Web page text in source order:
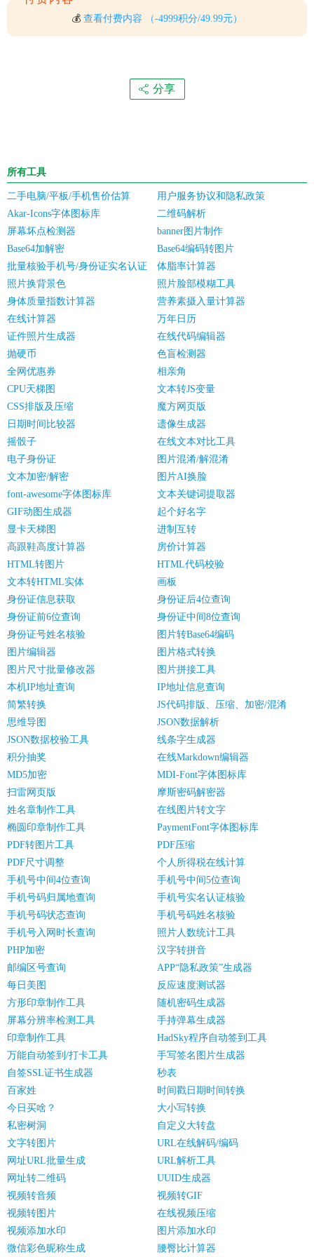
💰 查看付费内容 （-4999积分/49.99元）
分享
所有工具
二手电脑/平板/手机售价估算
用户服务协议和隐私政策
Akar-Icons字体图标库
二维码解析
屏幕坏点检测器
banner图片制作
Base64加解密
Base64编码转图片
批量核验手机号/身份证实名认证
体脂率计算器
照片换背景色
照片脸部模糊工具
身体质量指数计算器
营养素摄入量计算器
在线计算器
万年日历
证件照片生成器
在线代码编辑器
抛硬币
色盲检测器
全网优惠券
相亲角
CPU天梯图
文本转JS变量
CSS排版及压缩
魔方网页版
日期时间比较器
遗像生成器
摇骰子
在线文本对比工具
电子身份证
图片混淆/解混淆
文本加密/解密
图片AI换脸
font-awesome字体图标库
文本关键词提取器
GIF动图生成器
起个好名字
显卡天梯图
进制互转
高跟鞋高度计算器
房价计算器
HTML转图片
HTML代码校验
文本转HTML实体
画板
身份证信息获取
身份证后4位查询
身份证前6位查询
身份证中间8位查询
身份证号姓名核验
图片转Base64编码
图片编辑器
图片格式转换
图片尺寸批量修改器
图片拼接工具
本机IP地址查询
IP地址信息查询
简繁转换
JS代码排版、压缩、加密/混淆
思维导图
JSON数据解析
JSON数据校验工具
线条字生成器
积分抽奖
在线Markdown编辑器
MD5加密
MDI-Font字体图标库
扫雷网页版
摩斯密码解密器
姓名章制作工具
在线图片转文字
椭圆印章制作工具
PaymentFont字体图标库
PDF转图片工具
PDF压缩
PDF尺寸调整
个人所得税在线计算
手机号中间4位查询
手机号中间5位查询
手机号码归属地查询
手机号实名认证核验
手机号码状态查询
手机号码姓名核验
手机号入网时长查询
照片人数统计工具
PHP加密
汉字转拼音
邮编区号查询
APP“隐私政策”生成器
每日美图
反应速度测试器
方形印章制作工具
随机密码生成器
屏幕分辨率检测工具
手持弹幕生成器
印章制作工具
HadSky程序自动签到工具
万能自动签到/打卡工具
手写签名图片生成器
自签SSL证书生成器
秒表
百家姓
时间戳日期时间转换
今日买啥？
大小写转换
私密树洞
自定义大转盘
文字转图片
URL在线解码/编码
网址URL批量生成
URL解析工具
网址转二维码
UUID生成器
视频转音频
视频转GIF
视频转图片
在线视频压缩
视频添加水印
图片添加水印
微信彩色昵称生成
腰臀比计算器